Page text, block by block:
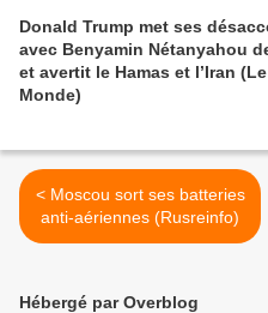
Donald Trump met ses
avec Benyamin Nétanyahou
et avertit le Hamas et l’Iran (Le
Monde)
< Moscou sort ses batteries
anti-aériennes (Rusreinfo)
Hébergé par Overblog